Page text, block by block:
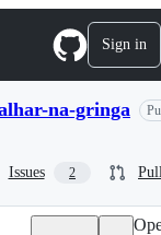
Sign in
na-gringa
Issues 2